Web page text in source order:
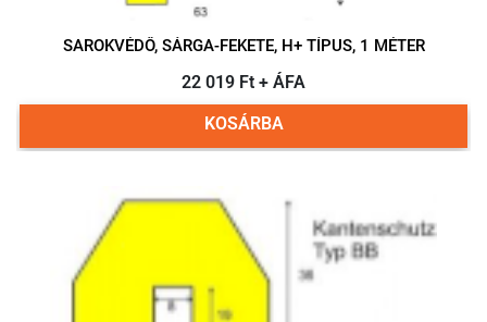
SAROKVÉDŐ, SÁRGA-FEKETE, H+ TÍPUS, 1 MÉTER
22 019 Ft + ÁFA
KOSÁRBA